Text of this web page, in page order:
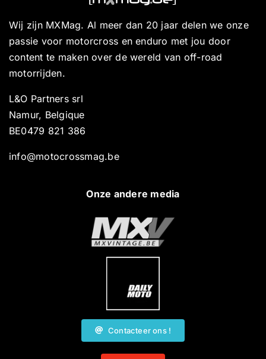
Wij zijn MXMag. Al meer dan 20 jaar delen we onze
passie voor motorcross en enduro met jou door
content te maken over de wereld van off-road
motorrijden.
L&O Partners srl
Namur, Belgique
BE0479 821 386
info@motocrossmag.be
Onze andere media
Contacteer ons !